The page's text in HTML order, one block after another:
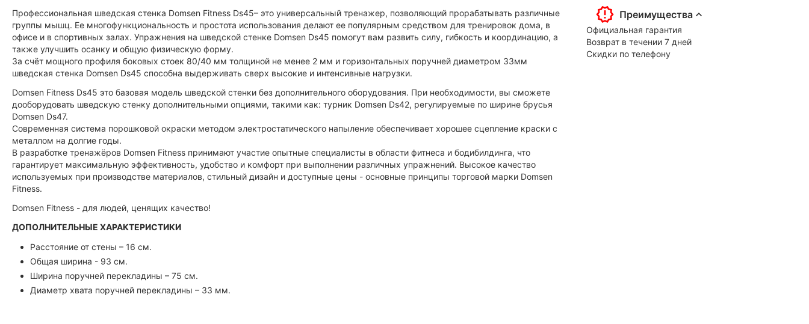
Преимущества
Официальная гарантия
Возврат в течении 7 дней
Скидки по телефону
Профессиональная шведская стенка Domsen Fitness Ds45– это универсальный тренажер, позволяющий прорабатывать различные
группы мышц. Ее многофункциональность и простота использования делают ее популярным средством для тренировок дома, в
офисе и в спортивных залах. Упражнения на шведской стенке Domsen Ds45 помогут вам развить силу, гибкость и координацию, а
также улучшить осанку и общую физическую форму.
За счёт мощного профиля боковых стоек 80/40 мм толщиной не менее 2 мм и горизонтальных поручней диаметром 33мм
шведская стенка Domsen Ds45 способна выдерживать сверх высокие и интенсивные нагрузки.
Domsen Fitness Ds45 это базовая модель шведской стенки без дополнительного оборудования. При необходимости, вы сможете
дооборудовать шведскую стенку дополнительными опциями, такими как: турник Domsen Ds42, регулируемые по ширине брусья
Domsen Ds47.
Современная система порошковой окраски методом электростатического напыление обеспечивает хорошее сцепление краски с
металлом на долгие годы.
В разработке тренажёров Domsen Fitness принимают участие опытные специалисты в области фитнеса и бодибилдинга, что
гарантирует максимальную эффективность, удобство и комфорт при выполнении различных упражнений. Высокое качество
используемых при производстве материалов, стильный дизайн и доступные цены - основные принципы торговой марки Domsen
Fitness.
Domsen Fitness - для людей, ценящих качество!
ДОПОЛНИТЕЛЬНЫЕ ХАРАКТЕРИСТИКИ
Расстояние от стены – 16 см.
Общая ширина - 93 см.
Ширина поручней перекладины – 75 см.
Диаметр хвата поручней перекладины – 33 мм.